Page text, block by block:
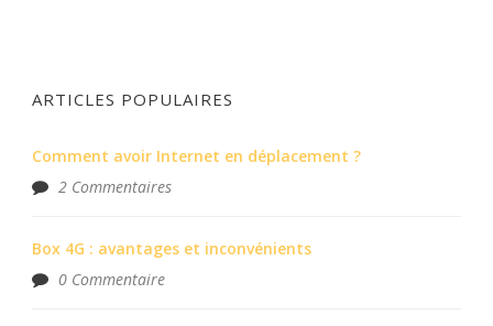
ARTICLES POPULAIRES
Comment avoir Internet en déplacement ?
2 Commentaires
Box 4G : avantages et inconvénients
0 Commentaire